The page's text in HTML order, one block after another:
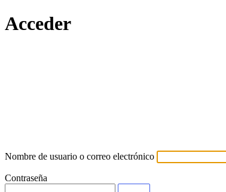
Acceder
Nombre de usuario o correo electrónico
Contraseña